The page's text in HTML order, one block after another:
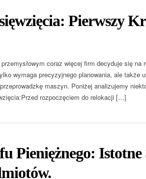
Pierwszy
coraz więcej firm decyduje się
wymaga precyzyjnego planowania, ale także
maszyn. Poniżej analizujemy
rozpoczęciem do relokacji […]
Pieniężnego: